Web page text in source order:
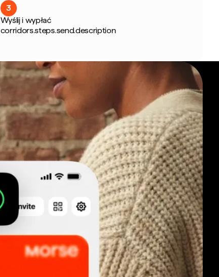
3
Wyślij i wypłać
corridors.steps.send.description